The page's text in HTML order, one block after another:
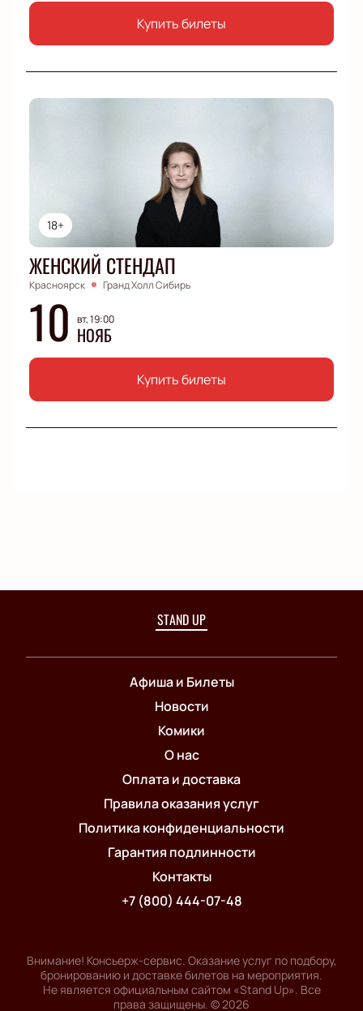
Купить билеты
18+
ЖЕНСКИЙ СТЕНДАП
Красноярск Гранд Холл Сибирь
10 вт, 19:00
НОЯБ
Купить билеты
STAND UP
Афиша и Билеты
Новости
Комики
О нас
Оплата и доставка
Правила оказания услуг
Политика конфиденциальности
Гарантия подлинности
Контакты
+7 (800) 444-07-48
Внимание! Консьерж-сервис. Оказание услуг по подбору,
бронированию и доставке билетов на мероприятия.
Не является официальным сайтом «Stand Up». Все
права защищены. ©2026